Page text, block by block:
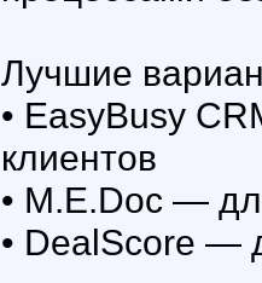
Лучшие
• EasyBusy
клиентов
• M.E.Doc —
• DealScore —